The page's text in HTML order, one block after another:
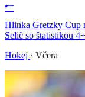
Hlinka Gretzky Cup
Selič so štatistikou
Hokej · Včera